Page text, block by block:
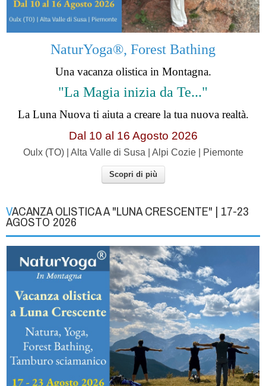
NaturYoga®, Forest Bathing
Una vacanza olistica in Montagna.
"La Magia inizia da Te..."
La Luna Nuova ti aiuta a creare la tua nuova realtà.
Dal 10 al 16 Agosto 2026
Oulx (TO) | Alta Valle di Susa | Alpi Cozie | Piemonte
Scopri di più
VACANZA OLISTICA A "LUNA CRESCENTE" | 17-23
AGOSTO 2026